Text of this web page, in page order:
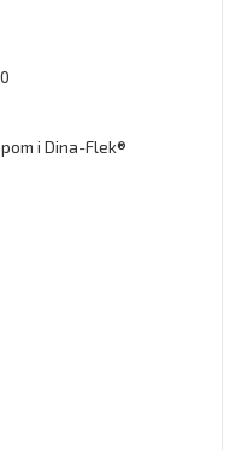
i Dina-Flek®